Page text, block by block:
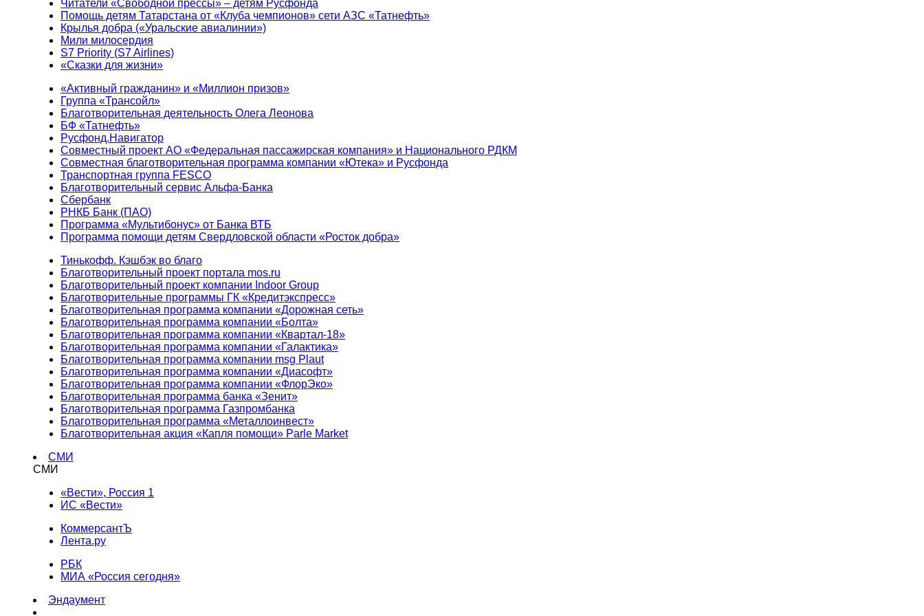
Читатели «Свободной прессы» – детям Русфонда
Помощь детям Татарстана от «Клуба чемпионов» сети АЗС «Татнефть»
Крылья добра («Уральские авиалинии»)
Мили милосердия
S7 Priority (S7 Airlines)
«Сказки для жизни»
«Активный гражданин» и «Миллион призов»
Группа «Трансойл»
Благотворительная деятельность Олега Леонова
БФ «Татнефть»
Русфонд.Навигатор
Совместный проект АО «Федеральная пассажирская компания» и Национального РДКМ
Совместная благотворительная программа компании «Ютека» и Русфонда
Транспортная группа FESCO
Благотворительный сервис Альфа-Банка
Сбербанк
РНКБ Банк (ПАО)
Программа «Мультибонус» от Банка ВТБ
Программа помощи детям Свердловской области «Росток добра»
Тинькофф. Кэшбэк во благо
Благотворительный проект портала mos.ru
Благотворительный проект компании Indoor Group
Благотворительные программы ГК «Кредитэкспресс»
Благотворительная программа компании «Дорожная сеть»
Благотворительная программа компании «Болта»
Благотворительная программа компании «Квартал-18»
Благотворительная программа компании «Галактика»
Благотворительная программа компании msg Plaut
Благотворительная программа компании «Диасофт»
Благотворительная программа компании «ФлорЭко»
Благотворительная программа банка «Зенит»
Благотворительная программа Газпромбанка
Благотворительная программа «Металлоинвест»
Благотворительная акция «Капля помощи» Parle Market
СМИ
СМИ
«Вести», Россия 1
ИС «Вести»
КоммерсантЪ
Лента.ру
РБК
МИА «Россия сегодня»
Эндаумент